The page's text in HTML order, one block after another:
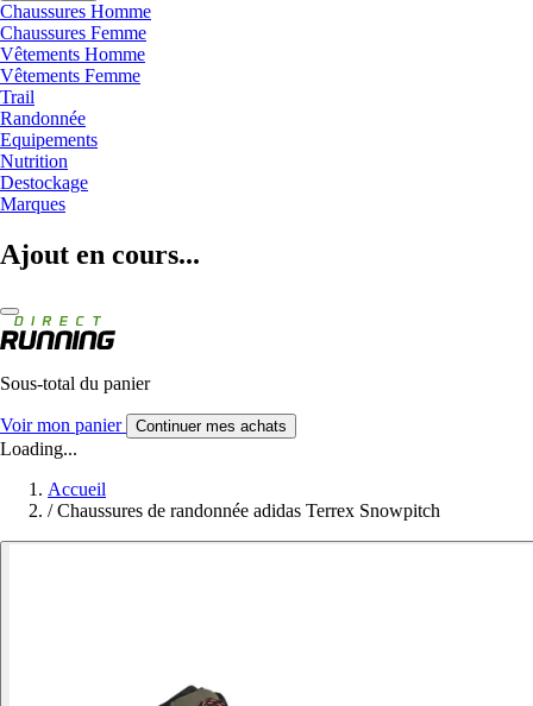
Chaussures Homme
Chaussures Femme
Vêtements Homme
Vêtements Femme
Trail
Randonnée
Equipements
Nutrition
Destockage
Marques
Ajout en cours...
Sous-total du panier
Voir mon panier Continuer mes achats
Loading...
Accueil
/ Chaussures de randonnée adidas Terrex Snowpitch